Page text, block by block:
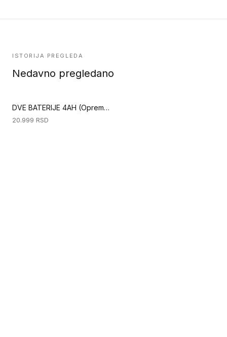
ISTORIJA PREGLEDA
Nedavno pregledano
DVE BATERIJE 4AH (Oprema i zaštitna oprema)
20.999 RSD